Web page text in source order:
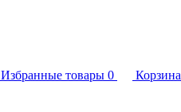
Избранные товары 0 Корзина